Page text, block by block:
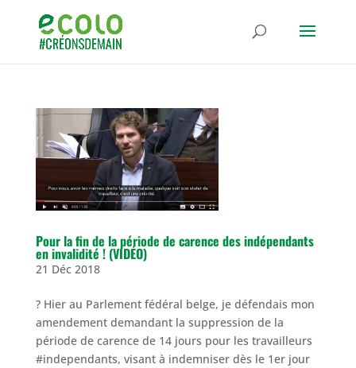
Pour la fin de la période de carence des indépendants
en invalidité ! (VIDÉO)
21 Déc 2018
? Hier au Parlement fédéral belge, je défendais mon
amendement demandant la suppression de la
période de carence de 14 jours pour les travailleurs
#independants, visant à indemniser dès le 1er jour